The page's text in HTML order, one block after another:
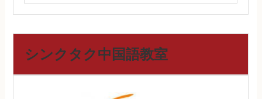
シンクタク中国語教室